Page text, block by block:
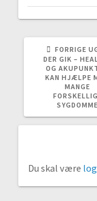
FORRIGE
DER GIK –
OG
KAN HJÆLPE
MANGE
SYGDOMME
Du skal være